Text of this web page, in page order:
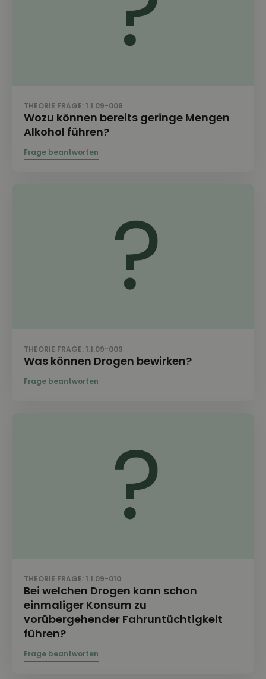
THEORIE FRAGE: 1.1.09-008
Wozu können bereits geringe Mengen
Alkohol führen?
THEORIE FRAGE: 1.1.09-009
Was können Drogen bewirken?
THEORIE FRAGE: 1.1.09-010
Bei welchen Drogen kann schon
einmaliger Konsum zu
vorübergehender Fahruntüchtigkeit
führen?